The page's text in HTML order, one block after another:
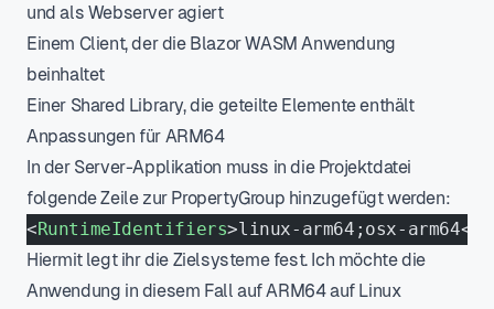
und als Webserver agiert
Einem Client, der die Blazor WASM Anwendung
beinhaltet
Einer Shared Library, die geteilte Elemente enthält
Anpassungen für ARM64
In der Server-Applikation muss in die Projektdatei
folgende Zeile zur PropertyGroup hinzugefügt werden:
<RuntimeIdentifiers>linux-arm64;osx-arm64</
Hiermit legt ihr die Zielsysteme fest. Ich möchte die
Anwendung in diesem Fall auf ARM64 auf Linux